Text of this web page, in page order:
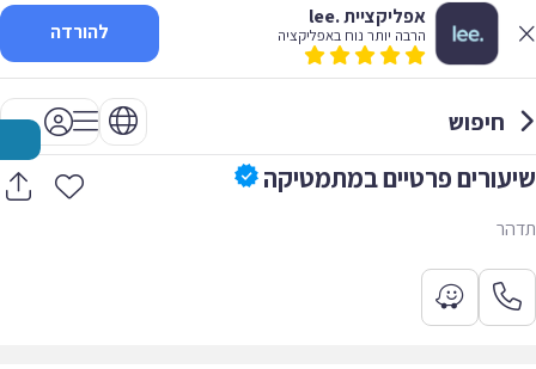
אפליקציית .lee
הרבה יותר נוח באפליקציה להורדה
חיפוש
שיעורים פרטיים במתמטיקה
תדהר